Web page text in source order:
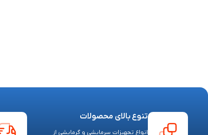
تنوع بالای محصولات
انواع تجهیزات سرمایشی و گرمایشی از